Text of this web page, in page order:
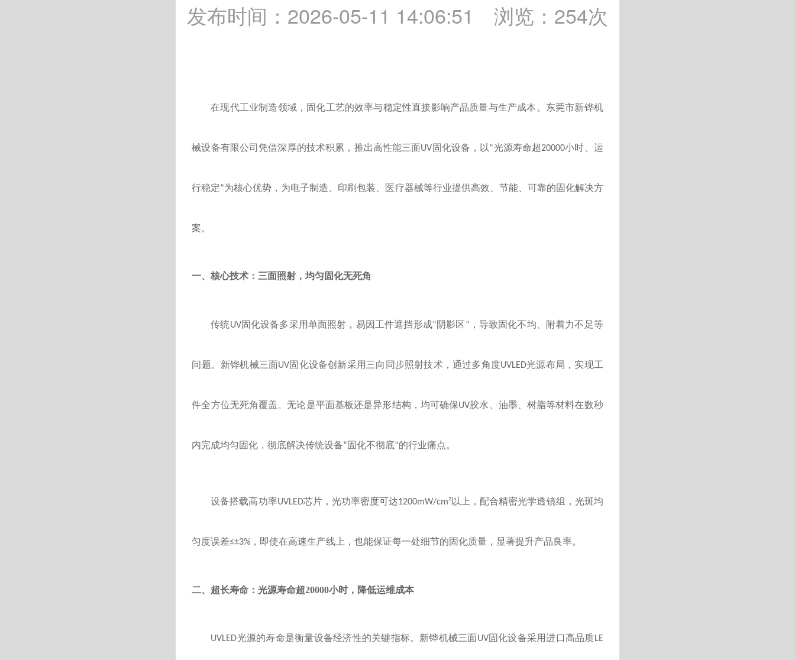
发布时间：2026-05-11 14:06:51 浏览：254次
在现代工业制造领域，固化工艺的效率与稳定性直接影响产品质量与生产成本。东莞市新铧机
械设备有限公司凭借深厚的技术积累，推出高性能三面UV固化设备，以“光源寿命超20000小时、运
行稳定”为核心优势，为电子制造、印刷包装、医疗器械等行业提供高效、节能、可靠的固化解决方
案。
一、核心技术：三面照射，均匀固化无死角
传统UV固化设备多采用单面照射，易因工件遮挡形成“阴影区” ，导致固化不均、附着力不足等
问题。新铧机械三面UV固化设备创新采用三向同步照射技术，通过多角度UVLED光源布局，实现工
件全方位无死角覆盖。无论是平面基板还是异形结构，均可确保UV胶水、油墨、树脂等材料在数秒
内完成均匀固化，彻底解决传统设备“固化不彻底”的行业痛点。
设备搭载高功率UVLED芯片，光功率密度可达1200mW/cm²以上，配合精密光学透镜组，光斑均
匀度误差≤±3% ，即使在高速生产线上，也能保证每一处细节的固化质量，显著提升产品良率。
二、超长寿命：光源寿命超20000小时，降低运维成本
UVLED光源的寿命是衡量设备经济性的关键指标。新铧机械三面 UV固化设备采用进口高品质LE